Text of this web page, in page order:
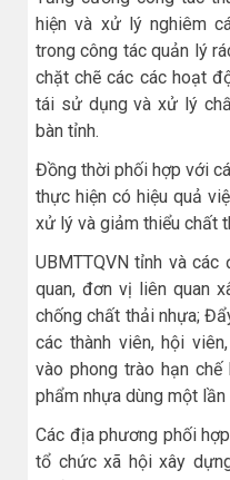
hiện và xử lý nghiêm
trong công tác quản lý
chặt chẽ các các hoạt
tái sử dụng và xử lý
bàn tỉnh.
Đồng thời phối hợp với
thực hiện có hiệu quả
xử lý và giảm thiểu chất
UBMTTQVN tỉnh và
quan, đơn vị liên quan
chống chất thải nhựa;
các thành viên, hội
vào phong trào hạn
phẩm nhựa dùng một
Các địa phương phối
tổ chức xã hội xây